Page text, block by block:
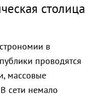
столица
в
проводятся
массовые
сети немало